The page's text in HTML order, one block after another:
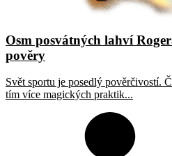
Osm posvátných lahví
pověry
Svět sportu je posedlý pověrčivostí.
tím více magických praktik...